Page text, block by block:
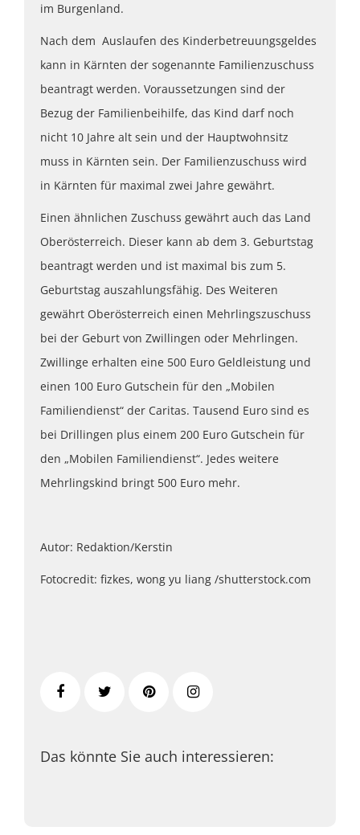
im Burgenland.
Nach dem Auslaufen des Kinderbetreuungsgeldes
kann in Kärnten der sogenannte Familienzuschuss
beantragt werden. Voraussetzungen sind der
Bezug der Familienbeihilfe, das Kind darf noch
nicht 10 Jahre alt sein und der Hauptwohnsitz
muss in Kärnten sein. Der Familienzuschuss wird
in Kärnten für maximal zwei Jahre gewährt.
Einen ähnlichen Zuschuss gewährt auch das Land
Oberösterreich. Dieser kann ab dem 3. Geburtstag
beantragt werden und ist maximal bis zum 5.
Geburtstag auszahlungsfähig. Des Weiteren
gewährt Oberösterreich einen Mehrlingszuschuss
bei der Geburt von Zwillingen oder Mehrlingen.
Zwillinge erhalten eine 500 Euro Geldleistung und
einen 100 Euro Gutschein für den „Mobilen
Familiendienst“ der Caritas. Tausend Euro sind es
bei Drillingen plus einem 200 Euro Gutschein für
den „Mobilen Familiendienst“. Jedes weitere
Mehrlingskind bringt 500 Euro mehr.
Autor: Redaktion/Kerstin
Fotocredit: fizkes, wong yu liang /shutterstock.com
Das könnte Sie auch interessieren: